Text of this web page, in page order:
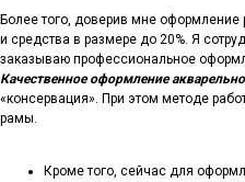
Более того, доверив мне
и средства в размере до 20%. Я
заказываю профессиональное
Качественное оформление
«консервация». При этом методе
рамы.
Кроме того, сейчас для